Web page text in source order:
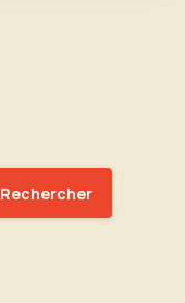
Rechercher